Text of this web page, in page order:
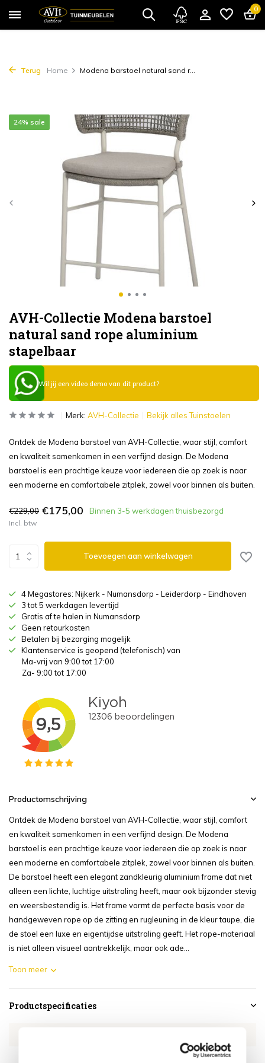
0
Terug Home Modena barstoel natural sand r...
AVH-Collectie Modena barstoel
natural sand rope aluminium
stapelbaar
24% sale
Wil jij een video demo van dit product?
Merk: AVH-Collectie Bekijk alles Tuinstoelen
Ontdek de Modena barstoel van AVH-Collectie, waar stijl, comfort
en kwaliteit samenkomen in een verfijnd design. De Modena
barstoel is een prachtige keuze voor iedereen die op zoek is naar
een moderne en comfortabele zitplek, zowel voor binnen als buiten.
€229,00 €175,00 Binnen 3-5 werkdagen thuisbezorgd
Incl. btw
Toevoegen aan winkelwagen
4 Megastores: Nijkerk - Numansdorp - Leiderdorp - Eindhoven
3 tot 5 werkdagen levertijd
Gratis af te halen in Numansdorp
Geen retourkosten
Betalen bij bezorging mogelijk
Klantenservice is geopend (telefonisch) van
Ma-vrij van 9:00 tot 17:00
Za- 9:00 tot 17:00
Productomschrijving
Ontdek de Modena barstoel van AVH-Collectie, waar stijl, comfort
en kwaliteit samenkomen in een verfijnd design. De Modena
barstoel is een prachtige keuze voor iedereen die op zoek is naar
een moderne en comfortabele zitplek, zowel voor binnen als buiten.
De barstoel heeft een elegant zandkleurig aluminium frame dat niet
alleen een lichte, luchtige uitstraling heeft, maar ook bijzonder stevig
en weersbestendig is. Het frame vormt de perfecte basis voor de
handgeweven rope op de zitting en rugleuning in de kleur taupe, die
de stoel een luxe en eigentijdse uitstraling geeft. Het rope-materiaal
is niet alleen visueel aantrekkelijk, maar ook ade...
Toon meer
Productspecificaties